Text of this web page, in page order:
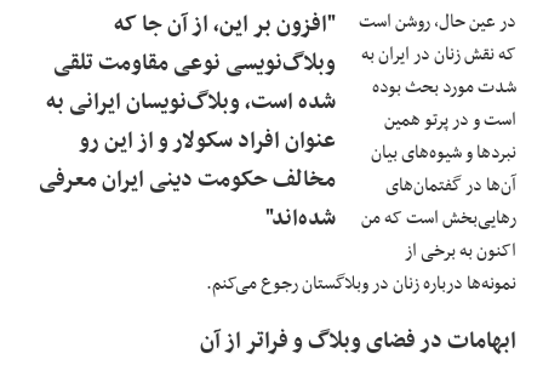
"افزون بر این، از آن جا که
وبلاگ‌‌نویسی نوعی مقاومت تلقی
شده است، وبلاگ‌نویسان ایرانی به
عنوان افراد سکولار و از این رو
مخالف حکومت دینی ایران معرفی
شده‌اند"
در عین حال، روشن است
که نقش زنان در ایران به
شدت مورد بحث بوده
است و در پرتو همین
نبردها و شیوه‌های بیان
آن‌ها در گفتمان‌های
رهایی‌بخش است که من
اکنون به برخی از
نمونه‌ها درباره زنان در وبلاگستان رجوع می‌کنم.
ابهامات در فضای وبلاگ و فراتر از آن